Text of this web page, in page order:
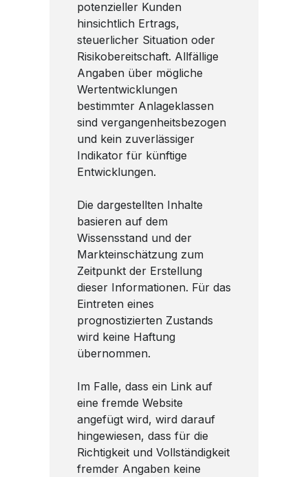
potenzieller Kunden
hinsichtlich Ertrags,
steuerlicher Situation oder
Risikobereitschaft. Allfällige
Angaben über mögliche
Wertentwicklungen
bestimmter Anlageklassen
sind vergangenheitsbezogen
und kein zuverlässiger
Indikator für künftige
Entwicklungen.
Die dargestellten Inhalte
basieren auf dem
Wissensstand und der
Markteinschätzung zum
Zeitpunkt der Erstellung
dieser Informationen. Für das
Eintreten eines
prognostizierten Zustands
wird keine Haftung
übernommen.
Im Falle, dass ein Link auf
eine fremde Website
angefügt wird, wird darauf
hingewiesen, dass für die
Richtigkeit und Vollständigkeit
fremder Angaben keine